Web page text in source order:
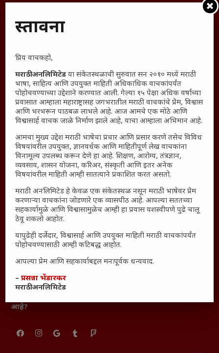
English To Marathi
Shop Unlimited
Thought For The Day
सामान्य आजारांवर गावठी उपाय – घरच्या घरी मिळवा प्राथमिक
आराम
आजच्या युगातील तरुण पिढी कुठे हरवली?
महाराष्ट्रातील किल्ल्यांचे महत्त्व : स्वराज्याच्या वैभवशाली इतिहासाचे
साक्षीदार
₹370 ची बिर्याणी” आणि हरवत चाललेली संवेदनशीलता : आजच्या
तरुणांच्या मनात नेमकं काय चाललंय?
यश आणि आत्मविश्वास: स्वप्नांना वास्तवात बदलण्याची शक्ती
महाराष्ट्रातील बदलत्या हवामानाचा शेतीवर वाढता परिणाम:
महाराष्ट्र आणि संपूर्ण भारतातील शेतकऱ्यांना मान्सूनचे महत्त्व
‘कॉकरोच जनता पार्टी’ची वेबसाईट अचानक डाउन; सोशल
सार्वजनिक नोंद: पेमेंट डिफॉल्ट प्रकरण – Kris Ankem [FFME]
आहे?
प्रस्तावना
प्रिय वाचकहो,
मराठी अनलिमिटेड या संकेतस्थळाची सुरुवात सन २०१० मध्ये मराठी
भाषा, साहित्य आणि उपयुक्त माहिती अधिकाधिक वाचकांपर्यंत
पोहोचवण्याच्या उद्देशाने करण्यात आली. गेल्या १५ पेक्षा अधिक वर्षांच्या
प्रवासात आम्हाला महाराष्ट्रासह जगभरातील मराठी वाचकांचे प्रेम, विश्वास
आणि भरभरून पाठबळ लाभले आहे. आज आमचे एक मोठे आणि
विश्वासार्ह वाचक जाळे निर्माण झाले आहे, याचा आम्हाला अभिमान आहे.
आमचा मुख्य उद्देश मराठी भाषेचा प्रचार आणि प्रसार करणे तसेच विविध
विषयांवरील उपयुक्त, ज्ञानवर्धक आणि माहितीपूर्ण लेख वाचकांना
विनामूल्य उपलब्ध करून देणे हा आहे. शिक्षण, आरोग्य, तंत्रज्ञान,
व्यवसाय, शासन योजना, करिअर, संस्कृती आणि इतर अनेक
विषयांवरील माहिती आम्ही सातत्याने प्रकाशित करत असतो.
मराठी अनलिमिटेड हे केवळ एक संकेतस्थळ नसून मराठी भाषेवर प्रेम
करणाऱ्या वाचकांना जोडणारे एक व्यासपीठ आहे. आपल्या सततच्या
सहकार्यामुळे आणि विश्वासामुळेच आम्ही हा प्रवास यशस्वीपणे पुढे चालू
ठेवू शकलो आहोत.
यापुढेही दर्जेदार, विश्वासार्ह आणि उपयुक्त माहिती मराठी वाचकांपर्यंत
पोहोचवण्यासाठी आम्ही कटिबद्ध आहोत.
आपल्या प्रेम आणि सहकार्याबद्दल मनःपूर्वक धन्यवाद.
–प्रसन्ना भेंडारकर
मराठी अनलिमिटेड